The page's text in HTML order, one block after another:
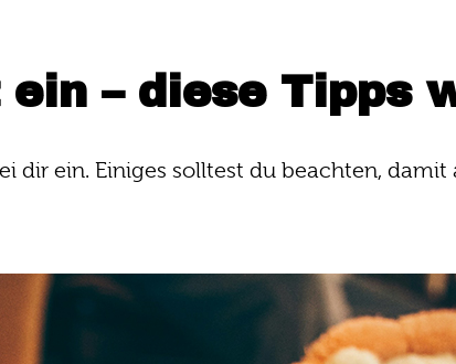
ein – diese Tipps
dir ein. Einiges solltest du beachten,